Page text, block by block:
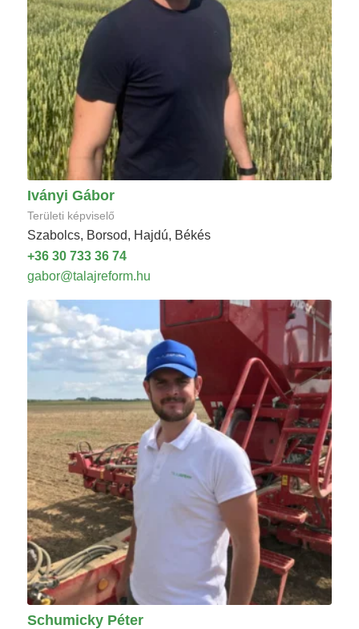
Iványi Gábor
Területi képviselő
Szabolcs, Borsod, Hajdú, Békés
+36 30 733 36 74
gabor@talajreform.hu
Schumicky Péter